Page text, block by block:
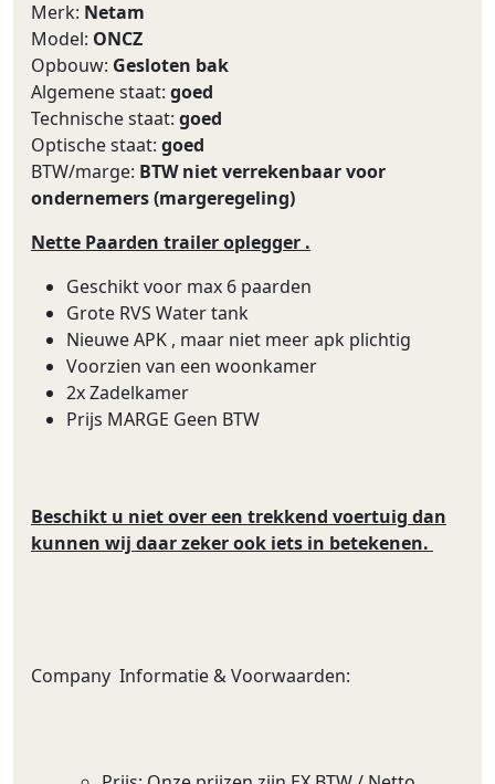
Merk: Netam
Model: ONCZ
Opbouw: Gesloten bak
Algemene staat: goed
Technische staat: goed
Optische staat: goed
BTW/marge: BTW niet verrekenbaar voor
ondernemers (margeregeling)
Nette Paarden trailer oplegger .
Geschikt voor max 6 paarden
Grote RVS Water tank
Nieuwe APK , maar niet meer apk plichtig
Voorzien van een woonkamer
2x Zadelkamer
Prijs MARGE Geen BTW
Beschikt u niet over een trekkend voertuig dan
kunnen wij daar zeker ook iets in betekenen.
Company Informatie & Voorwaarden: